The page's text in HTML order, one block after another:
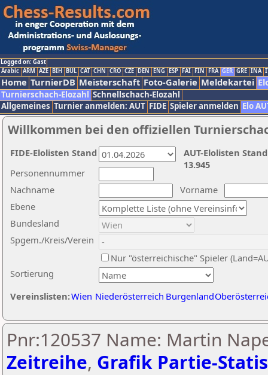
Logged on: Gast
Arabic ARM AZE BIH BUL CAT CHN CRO CZE DEN ENG ESP FAI FIN FRA GER GRE INA
Home TurnierDB Meisterschaft Foto-Galerie Meldekartei
Turnierschach-Elozahl Schnellschach-Elozahl
Allgemeines Turnier anmelden: AUT FIDE Spieler anmelden Elo
Willkommen bei den offiziellen
Nachname
Vorname
Ebene
Sortierung
Personennummer
Bundesland
Spgem./Kreis/Verein
Nur "österreichische" Spieler
Vereinslisten:Wien Niederösterreich Burgenland
AUT-Elolisten
13.945
FIDE-Elolisten Stand
Pnr:120537 Name: Martin
Zeitreihe, Grafik Partie-